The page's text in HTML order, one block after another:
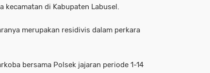
kecamatan di Kabupaten Labusel.
merupakan residivis dalam perkara
bersama Polsek jajaran periode 1-14